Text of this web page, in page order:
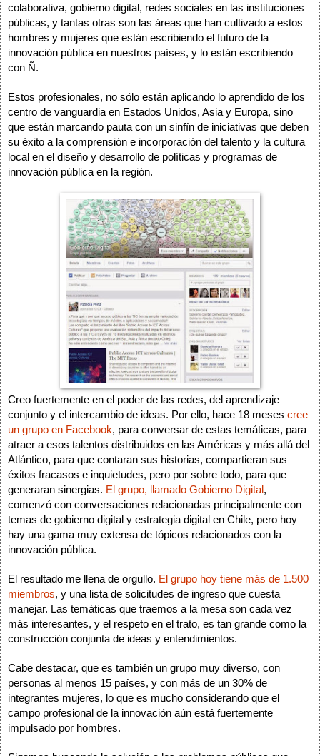
colaborativa, gobierno digital, redes sociales en las instituciones
públicas, y tantas otras son las áreas que han cultivado a estos
hombres y mujeres que están escribiendo el futuro de la
innovación pública en nuestros países, y lo están escribiendo
con Ñ.
Estos profesionales, no sólo están aplicando lo aprendido de los
centro de vanguardia en Estados Unidos, Asia y Europa, sino
que están marcando pauta con un sinfín de iniciativas que deben
su éxito a la comprensión e incorporación del talento y la cultura
local en el diseño y desarrollo de políticas y programas de
innovación pública en la región.
Creo fuertemente en el poder de las redes, del aprendizaje
conjunto y el intercambio de ideas. Por ello, hace 18 meses cree
un grupo en Facebook, para conversar de estas temáticas, para
atraer a esos talentos distribuidos en las Américas y más allá del
Atlántico, para que contaran sus historias, compartieran sus
éxitos fracasos e inquietudes, pero por sobre todo, para que
generaran sinergias. El grupo, llamado Gobierno Digital,
comenzó con conversaciones relacionadas principalmente con
temas de gobierno digital y estrategia digital en Chile, pero hoy
hay una gama muy extensa de tópicos relacionados con la
innovación pública.
El resultado me llena de orgullo. El grupo hoy tiene más de 1.500
miembros, y una lista de solicitudes de ingreso que cuesta
manejar. Las temáticas que traemos a la mesa son cada vez
más interesantes, y el respeto en el trato, es tan grande como la
construcción conjunta de ideas y entendimientos.
Cabe destacar, que es también un grupo muy diverso, con
personas al menos 15 países, y con más de un 30% de
integrantes mujeres, lo que es mucho considerando que el
campo profesional de la innovación aún está fuertemente
impulsado por hombres.